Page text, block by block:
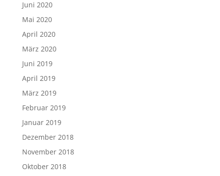
Juni 2020
Mai 2020
April 2020
März 2020
Juni 2019
April 2019
März 2019
Februar 2019
Januar 2019
Dezember 2018
November 2018
Oktober 2018